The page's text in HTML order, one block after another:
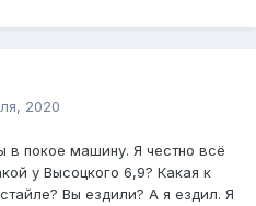
2020
в покое машину. Я честно всё
у Высоцкого 6,9? Какая к
Вы ездили? А я ездил. Я